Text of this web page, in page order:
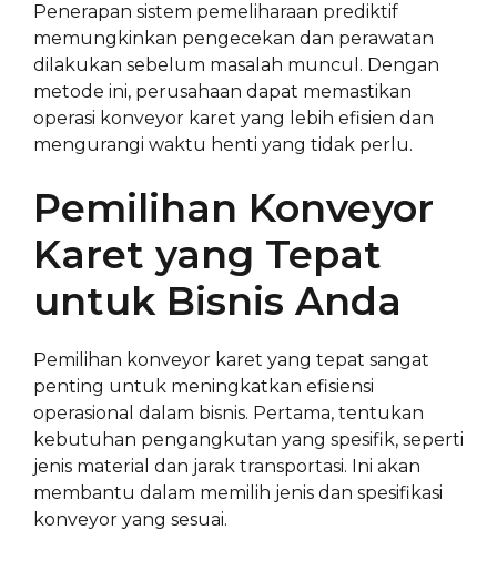
Penerapan sistem pemeliharaan prediktif
memungkinkan pengecekan dan perawatan
dilakukan sebelum masalah muncul. Dengan
metode ini, perusahaan dapat memastikan
operasi konveyor karet yang lebih efisien dan
mengurangi waktu henti yang tidak perlu.
Pemilihan Konveyor
Karet yang Tepat
untuk Bisnis Anda
Pemilihan konveyor karet yang tepat sangat
penting untuk meningkatkan efisiensi
operasional dalam bisnis. Pertama, tentukan
kebutuhan pengangkutan yang spesifik, seperti
jenis material dan jarak transportasi. Ini akan
membantu dalam memilih jenis dan spesifikasi
konveyor yang sesuai.